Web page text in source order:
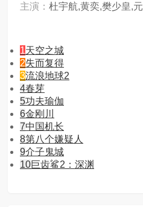
主演： 杜宇航,黄奕,樊少皇,元
1天空之城
2失而复得
3流浪地球2
4春芽
5功夫瑜伽
6金刚川
7中国机长
8第八个嫌疑人
9介子鬼城
10巨齿鲨2：深渊